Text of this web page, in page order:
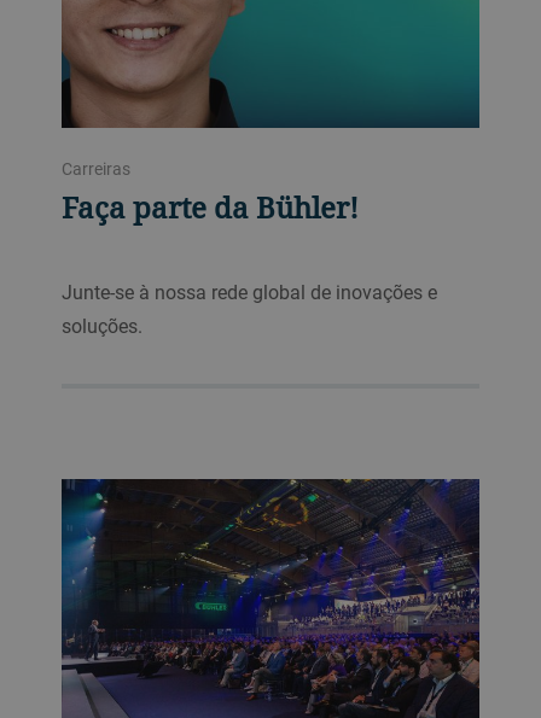
Carreiras
Faça parte da Bühler!
Junte-se à nossa rede global de inovações e
soluções.